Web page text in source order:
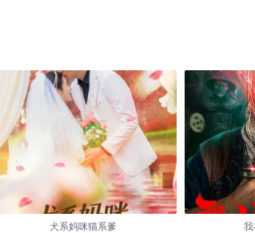
犬系妈咪猫系爹